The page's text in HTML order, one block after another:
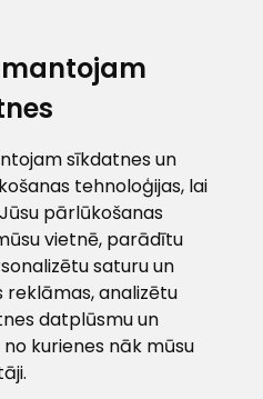
sīkdatnes un
tehnoloģijas, lai
pārlūkošanas
vietnē, parādītu
saturu un
reklāmas, analizētu
datplūsmu un
kurienes nāk mūsu
nov., LV - 3801
- 17:00